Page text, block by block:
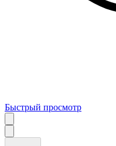
Быстрый просмотр